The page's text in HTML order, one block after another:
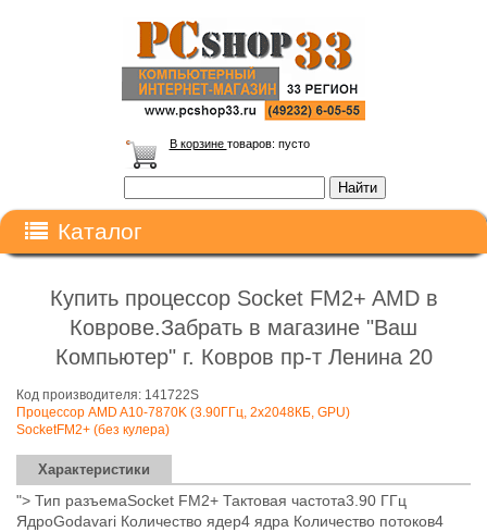
В корзине товаров: пусто
Каталог
Купить процессор Socket FM2+ AMD в
Коврове.Забрать в магазине "Ваш
Компьютер" г. Ковров пр-т Ленина 20
Код производителя: 141722S
Процессор AMD A10-7870K (3.90ГГц, 2x2048КБ, GPU)
SocketFM2+ (без кулера)
Характеристики
"> Тип разъемаSocket FM2+ Тактовая частота3.90 ГГц
ЯдроGodavari Количество ядер4 ядра Количество потоков4